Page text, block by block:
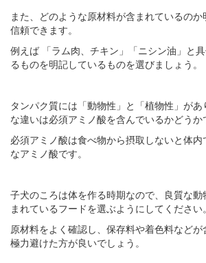
また、どのような原材料が含まれているの
信頼できます。
例えば 「ラム肉、チキン」「ニシン油」と
るものを明記しているものを選びましょう。
タンパク質には「動物性」と「植物性」があ
な違いは必須アミノ酸を含んでいるかどうか
必須アミノ酸は食べ物から摂取しないと体
なアミノ酸です。
子犬のころは体を作る時期なので、良質な
まれているフードを選ぶようにしてください。
原材料をよく確認し、保存料や着色料など
極力避けた方が良いでしょう。